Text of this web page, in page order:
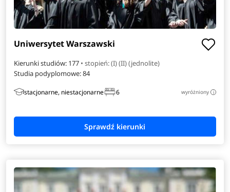
Uniwersytet Warszawski
Kierunki studiów: 177 • stopień: (I) (II) (jednolite)
Studia podyplomowe:84
stacjonarne, niestacjonarne 6 wyróżniony i